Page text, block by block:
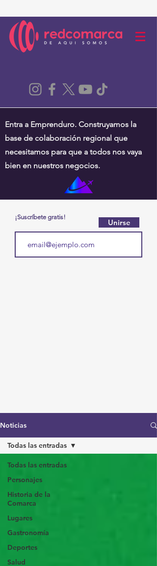
Entra a Emprenduro. Construyamos la
base de colaboración regional que
necesitamos para que a todos nos vaya
bien en nuestros negocios.
¡Suscríbete gratis!
Unirse
Noticias
Todas las entradas
Personajes
Historia de la
Comarca
Lugares
Gastronomía
Deportes
Salud
Todas las entradas